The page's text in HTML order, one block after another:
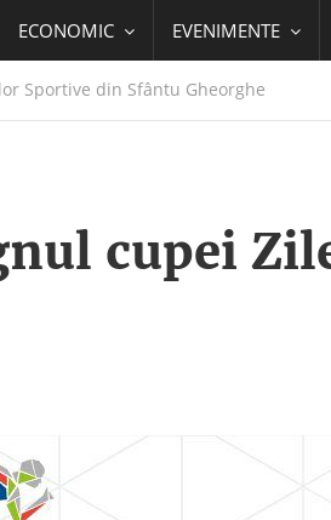
ECONOMIC EVENIMENTE
Sportive din Sfântu Gheorghe
cupei